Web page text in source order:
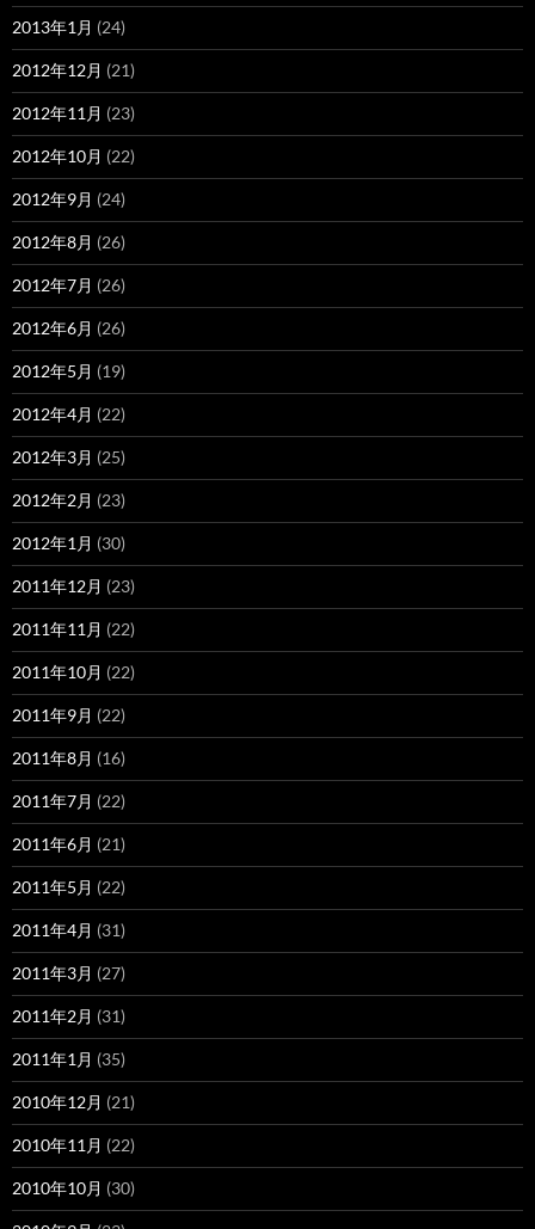
2013年1月 (24)
2012年12月 (21)
2012年11月 (23)
2012年10月 (22)
2012年9月 (24)
2012年8月 (26)
2012年7月 (26)
2012年6月 (26)
2012年5月 (19)
2012年4月 (22)
2012年3月 (25)
2012年2月 (23)
2012年1月 (30)
2011年12月 (23)
2011年11月 (22)
2011年10月 (22)
2011年9月 (22)
2011年8月 (16)
2011年7月 (22)
2011年6月 (21)
2011年5月 (22)
2011年4月 (31)
2011年3月 (27)
2011年2月 (31)
2011年1月 (35)
2010年12月 (21)
2010年11月 (22)
2010年10月 (30)